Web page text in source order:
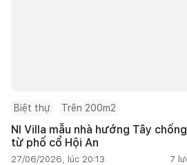
Biệt thự Trên 200m2
NI Villa mẫu nhà hướng Tây
từ phố cổ Hội An
27/06/2026, lúc 20:13 7